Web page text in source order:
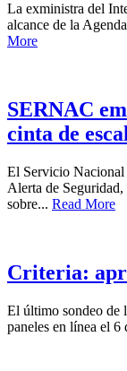
La exministra del
alcance de la
More
SERNAC
cinta de
El Servicio
Alerta de
sobre... Read More
Criteria:
El último sondeo de
paneles en línea el 6